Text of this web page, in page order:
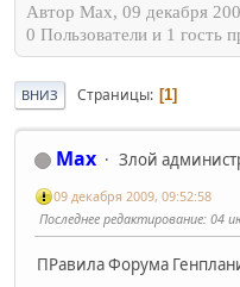
Автор Max, 09 декабря
0 Пользователи и 1 гость
ВНИЗ Страницы 1
Max Злой
09 декабря 2009, 09:52:58
Последнее редактирование: 04
ПРавила Форума